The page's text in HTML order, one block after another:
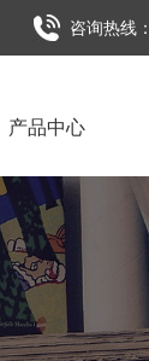
咨询热线
产品中心